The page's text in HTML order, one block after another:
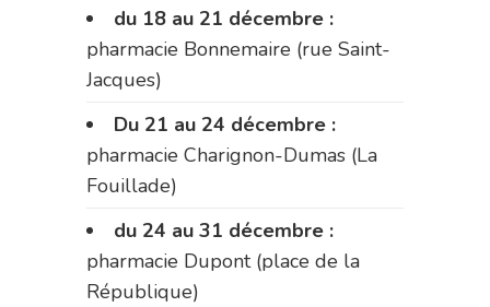
du 18 au 21 décembre :
pharmacie Bonnemaire (rue Saint-
Jacques)
Du 21 au 24 décembre :
pharmacie Charignon-Dumas (La
Fouillade)
du 24 au 31 décembre :
pharmacie Dupont (place de la
République)